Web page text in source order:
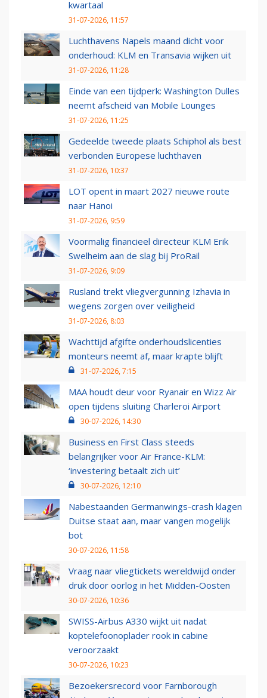
kwartaal
31-07-2026, 11:57
Luchthavens Napels maand dicht voor
onderhoud: KLM en Transavia wijken uit
31-07-2026, 11:28
Einde van een tijdperk: Washington Dulles
neemt afscheid van Mobile Lounges
31-07-2026, 11:25
Gedeelde tweede plaats Schiphol als best
verbonden Europese luchthaven
31-07-2026, 10:37
LOT opent in maart 2027 nieuwe route
naar Hanoi
31-07-2026, 9:59
Voormalig financieel directeur KLM Erik
Swelheim aan de slag bij ProRail
31-07-2026, 9:09
Rusland trekt vliegvergunning Izhavia in
wegens zorgen over veiligheid
31-07-2026, 8:03
Wachttijd afgifte onderhoudslicenties
monteurs neemt af, maar krapte blijft
31-07-2026, 7:15
MAA houdt deur voor Ryanair en Wizz Air
open tijdens sluiting Charleroi Airport
30-07-2026, 14:30
Business en First Class steeds
belangrijker voor Air France-KLM:
‘investering betaalt zich uit’
30-07-2026, 12:10
Nabestaanden Germanwings-crash klagen
Duitse staat aan, maar vangen mogelijk
bot
30-07-2026, 11:58
Vraag naar vliegtickets wereldwijd onder
druk door oorlog in het Midden-Oosten
30-07-2026, 10:36
SWISS-Airbus A330 wijkt uit nadat
koptelefoonoplader rook in cabine
veroorzaakt
30-07-2026, 10:23
Bezoekersrecord voor Farnborough